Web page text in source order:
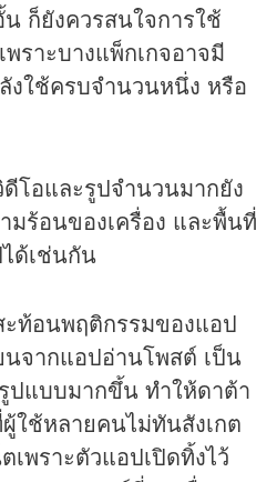
ก็ยังควรสนใจการใช้
ราะบางแพ็กเกจอาจมี
งใช้ครบจำนวนหนึ่ง หรือ
โอและรูปจำนวนมากยัง
มร้อนของเครื่อง และพื้นที่
ด้เช่นกัน
ท้อนพฤติกรรมของแอป
จากแอปอ่านโพสต์ เป็น
ปแบบมากขึ้น ทำให้ดาต้า
ใช้หลายคนไม่ทันสังเกต
เพราะตัวแอปเปิดทิ้งไว้